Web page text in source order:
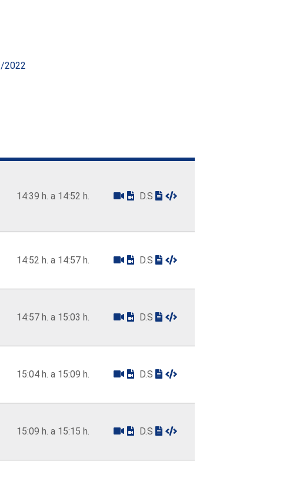
2022
14:39 h. a 14:52 h. D.S
14:52 h. a 14:57 h. D.S
14:57 h. a 15:03 h. D.S
15:04 h. a 15:09 h. D.S
15:09 h. a 15:15 h. D.S